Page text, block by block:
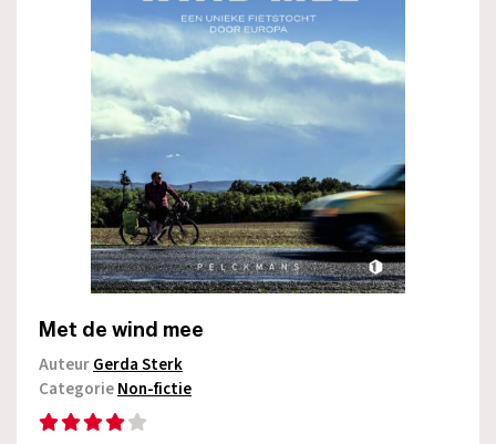
Met de wind mee
AuteurGerda Sterk
CategorieNon-fictie